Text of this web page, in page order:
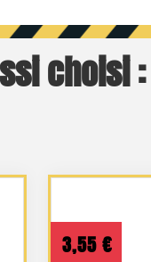
choisi :
3,55 €